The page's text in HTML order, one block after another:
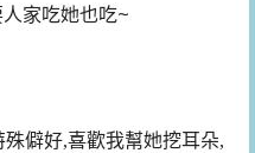
家吃她也吃~
僻好,喜歡我幫她挖耳朵,